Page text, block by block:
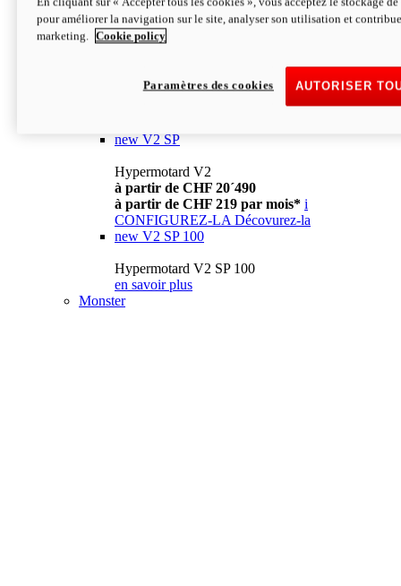
à partir de CHF 13´990 i
CONFIGUREZ-LA Décovurez-la
newV2
à partir de CHF 15´990
à partir de CHF 169 par mois* i
new V2 SP
Hypermotard V2
à partir de CHF 20´490
à partir de CHF 219 par mois* i
CONFIGUREZ-LA Décovurez-la
new V2 SP 100
Hypermotard V2 SP 100
en savoir plus
Monster
pour améliorer la navigation sur le site, analyser son utilisation et
marketing.
Cookie policy
AUTORISER
Paramètres des cookies